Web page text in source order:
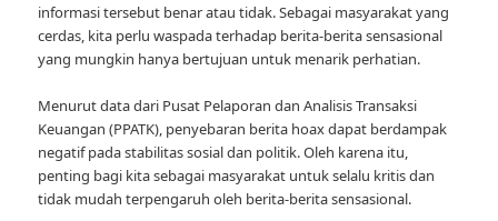
informasi tersebut benar atau tidak. Sebagai masyarakat yang
cerdas, kita perlu waspada terhadap berita-berita sensasional
yang mungkin hanya bertujuan untuk menarik perhatian.
Menurut data dari Pusat Pelaporan dan Analisis Transaksi
Keuangan (PPATK), penyebaran berita hoax dapat berdampak
negatif pada stabilitas sosial dan politik. Oleh karena itu,
penting bagi kita sebagai masyarakat untuk selalu kritis dan
tidak mudah terpengaruh oleh berita-berita sensasional.